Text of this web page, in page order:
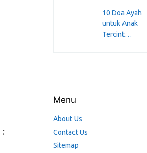
:
10 Doa Ayah
untuk Anak
Tercint…
Menu
About Us
Contact Us
Sitemap